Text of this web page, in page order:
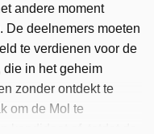
andere moment
De deelnemers moeten
te verdienen voor de
die in het geheim
zonder ontdekt te
om de Mol te